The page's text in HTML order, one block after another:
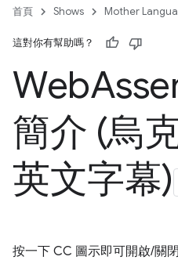
首頁 Shows Mother
這對你有幫助嗎？
Web
簡介 (烏
英文字幕)
按一下 CC 圖示即可開啟/關閉